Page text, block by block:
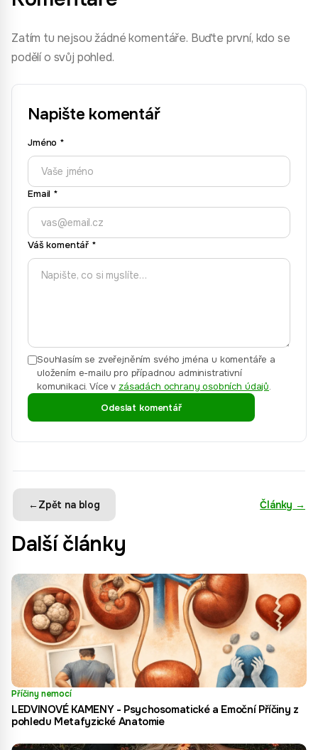
Zatím tu nejsou žádné komentáře. Buďte první, kdo se
podělí o svůj pohled.
Napište komentář
Jméno *
Email *
Váš komentář *
Souhlasím se zveřejněním svého jména u komentáře a
uložením e-mailu pro případnou administrativní
komunikaci. Více v zásadách ochrany osobních údajů.
Odeslat komentář
←Zpět na blog Články →
Další články
Příčiny nemocí
LEDVINOVÉ KAMENY - Psychosomatické a Emoční Příčiny z
pohledu Metafyzické Anatomie